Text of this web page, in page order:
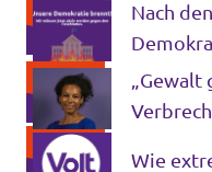
Nach
jetzt
„Gewalt
Wie